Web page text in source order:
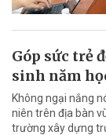
Góp sức trẻ
sinh năm
Không ngại nắng
niên trên địa bàn
trường xây dựng